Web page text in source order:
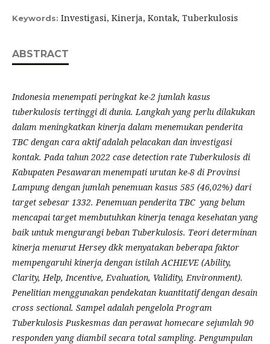
Keywords: Investigasi, Kinerja, Kontak, Tuberkulosis
ABSTRACT
Indonesia menempati peringkat ke-2 jumlah kasus
tuberkulosis tertinggi di dunia. Langkah yang perlu dilakukan
dalam meningkatkan kinerja dalam menemukan penderita
TBC dengan cara aktif adalah pelacakan dan investigasi
kontak. Pada tahun 2022 case detection rate Tuberkulosis di
Kabupaten Pesawaran menempati urutan ke-8 di Provinsi
Lampung dengan jumlah penemuan kasus 585 (46,02%) dari
target sebesar 1332. Penemuan penderita TBC yang belum
mencapai target membutuhkan kinerja tenaga kesehatan yang
baik untuk mengurangi beban Tuberkulosis. Teori determinan
kinerja menurut Hersey dkk menyatakan beberapa faktor
mempengaruhi kinerja dengan istilah ACHIEVE (Ability,
Clarity, Help, Incentive, Evaluation, Validity, Environment).
Penelitian menggunakan pendekatan kuantitatif dengan desain
cross sectional. Sampel adalah pengelola Program
Tuberkulosis Puskesmas dan perawat homecare sejumlah 90
responden yang diambil secara total sampling. Pengumpulan